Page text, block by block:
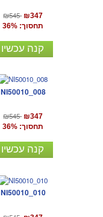
₪545 ₪347
תחסוך: 36%
קנה עכשיו
NI50010_008
₪545 ₪347
תחסוך: 36%
קנה עכשיו
NI50010_010